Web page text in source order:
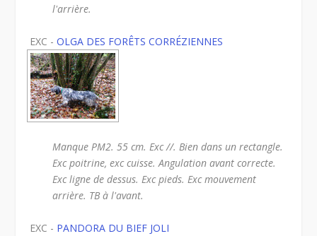
l'arrière.
EXC -OLGA DES FORÊTS CORRÉZIENNES
Manque PM2. 55 cm. Exc //. Bien dans un rectangle.
Exc poitrine, exc cuisse. Angulation avant correcte.
Exc ligne de dessus. Exc pieds. Exc mouvement
arrière. TB à l'avant.
EXC - PANDORA DU BIEF JOLI